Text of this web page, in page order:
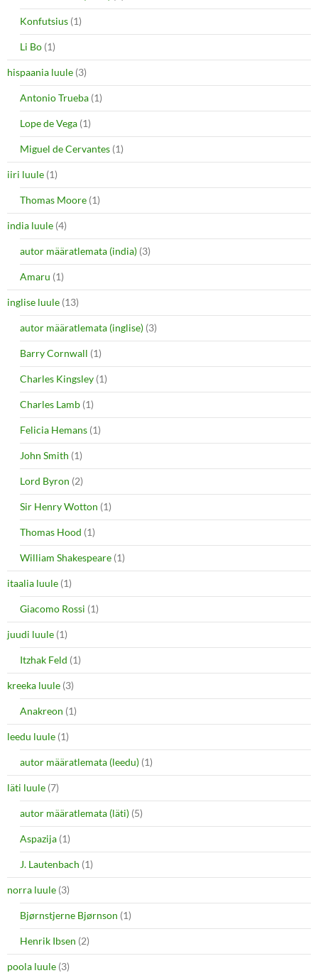
Konfutsius (1)
Li Bo (1)
hispaania luule (3)
Antonio Trueba (1)
Lope de Vega (1)
Miguel de Cervantes (1)
iiri luule (1)
Thomas Moore (1)
india luule (4)
autor määratlemata (india) (3)
Amaru (1)
inglise luule (13)
autor määratlemata (inglise) (3)
Barry Cornwall (1)
Charles Kingsley (1)
Charles Lamb (1)
Felicia Hemans (1)
John Smith (1)
Lord Byron (2)
Sir Henry Wotton (1)
Thomas Hood (1)
William Shakespeare (1)
itaalia luule (1)
Giacomo Rossi (1)
juudi luule (1)
Itzhak Feld (1)
kreeka luule (3)
Anakreon (1)
leedu luule (1)
autor määratlemata (leedu) (1)
läti luule (7)
autor määratlemata (läti) (5)
Aspazija (1)
J. Lautenbach (1)
norra luule (3)
Bjørnstjerne Bjørnson (1)
Henrik Ibsen (2)
poola luule (3)